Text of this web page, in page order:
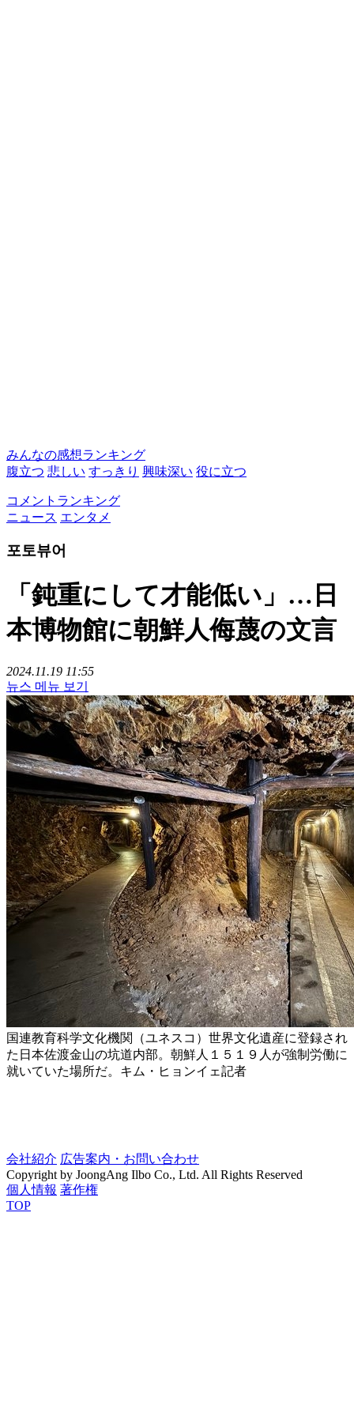
みんなの感想ランキング
腹立つ 悲しい すっきり 興味深い 役に立つ
コメントランキング
ニュース エンタメ
포토뷰어
「鈍重にして才能低い」…日
本博物館に朝鮮人侮蔑の文言
2024.11.19 11:55
뉴스 메뉴 보기
国連教育科学文化機関（ユネスコ）世界文化遺産に登録され
た日本佐渡金山の坑道内部。朝鮮人１５１９人が強制労働に
就いていた場所だ。キム・ヒョンイェ記者
会社紹介 広告案内・お問い合わせ
Copyright by JoongAng Ilbo Co., Ltd. All Rights Reserved
個人情報 著作権
TOP